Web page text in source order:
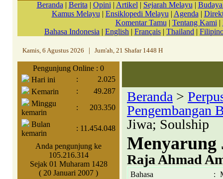
Beranda | Berita | Opini | Artikel | Sejarah Melayu |
Kamus Melayu | Ensiklopedi Melayu | Agenda |
Komentar Tamu | Tentang Kami |
Bahasa Indonesia | English | Français | Thailand |
Kamis, 6 Agustus 2026 Jum'ah, 21 Shafar 1448 H
Pengunjung Online : 0
Hari ini
:
2.025
Kemarin
:
49.287
Minggu
kemarin
:
203.350
Bulan
kemarin
: 11.454.048
Anda pengunjung ke
105.216.314
Sejak 01 Muharam 1428
( 20 Januari 2007 )
Beranda >
Pengembangan
Jiwa; Soulship
Menyarung
Raja Ahmad
Bahasa :